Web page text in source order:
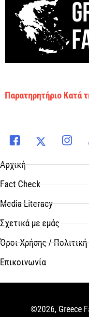
Παρατηρητήριο Κατά
Αρχική
Fact Check
Media Literacy
Σχετικά με εμάς
Όροι Χρήσης /
Επικοινωνία
©2026, Greece